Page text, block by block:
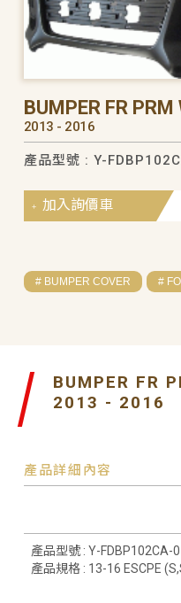
BUMPER FR PRM
2013 - 2016
產品型號 : Y-
加入詢價車
# BUMPER COVER #
BUMPER FR
2013 - 2016
產品詳細內容
產品型號 : Y-FDBP102CA-
產品規格 : 13-16 ESCPE